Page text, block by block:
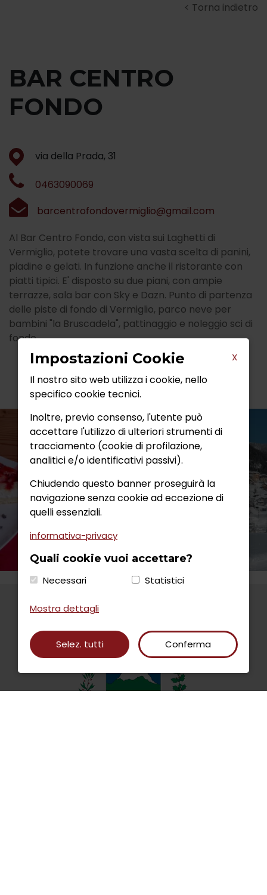
Torna indietro
BAR CENTRO
FONDO
via della Prada, 31
0463090069
barcentrofondovermiglio@gmail.com
Al Bar Centro Fondo, con vista sui Laghetti di
Vermiglio, potete trovare una vasta scelta di panini,
piadine e gelati. In funzione anche il ristorante con
piatti tipici. E' disposto su due piani, con ampie
terrazze, sala bar con Sky e Dazn. Punto di partenza
delle piste di fondo di Vermiglio, parco neve per
bambini "la Bruscadela", pattinaggio e noleggio sci di
fondo.
X
Impostazioni Cookie
Il nostro sito web utilizza i cookie, nello
specifico cookie tecnici.
Inoltre, previo consenso, l'utente può
accettare l'utilizzo di ulteriori strumenti di
tracciamento (cookie di profilazione,
analitici e/o identificativi passivi).
Chiudendo questo banner proseguirà la
navigazione senza cookie ad eccezione di
quelli essenziali.
informativa-privacy
Quali cookie vuoi accettare?
Necessari Statistici
Mostra dettagli
Selez. tutti Conferma